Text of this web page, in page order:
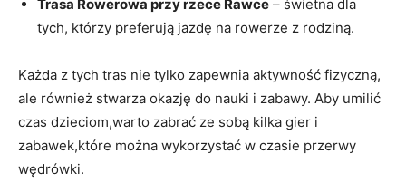
Trasa Rowerowa przy rzece Rawce – świetna dla
tych, którzy preferują jazdę na rowerze z rodziną.
Każda z tych tras nie tylko zapewnia aktywność fizyczną,
ale również stwarza okazję do nauki i zabawy. Aby umilić
czas dzieciom,warto zabrać ze sobą kilka gier i
zabawek,które można wykorzystać w czasie przerwy
wędrówki.